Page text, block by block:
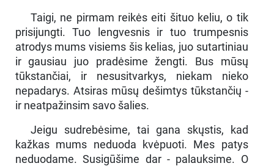
Taigi, ne pirmam reikės eiti šituo keliu, o tik
prisijungti. Tuo lengvesnis ir tuo trumpesnis
atrodys mums visiems šis kelias, juo sutartiniau
ir gausiau juo pradėsime žengti. Bus mūsų
tūkstančiai, ir nesusitvarkys, niekam nieko
nepadarys. Atsiras mūsų dešimtys tūkstančių -
ir neatpažinsim savo šalies.
Jeigu sudrebėsime, tai gana skųstis, kad
kažkas mums neduoda kvėpuoti. Mes patys
neduodame. Susigūšime dar - palauksime. O